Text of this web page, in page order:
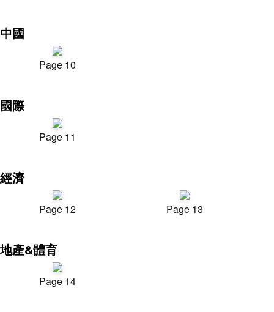
中國
Page 10
國際
Page 11
經濟
Page 12 Page 13
地產&體育
Page 14